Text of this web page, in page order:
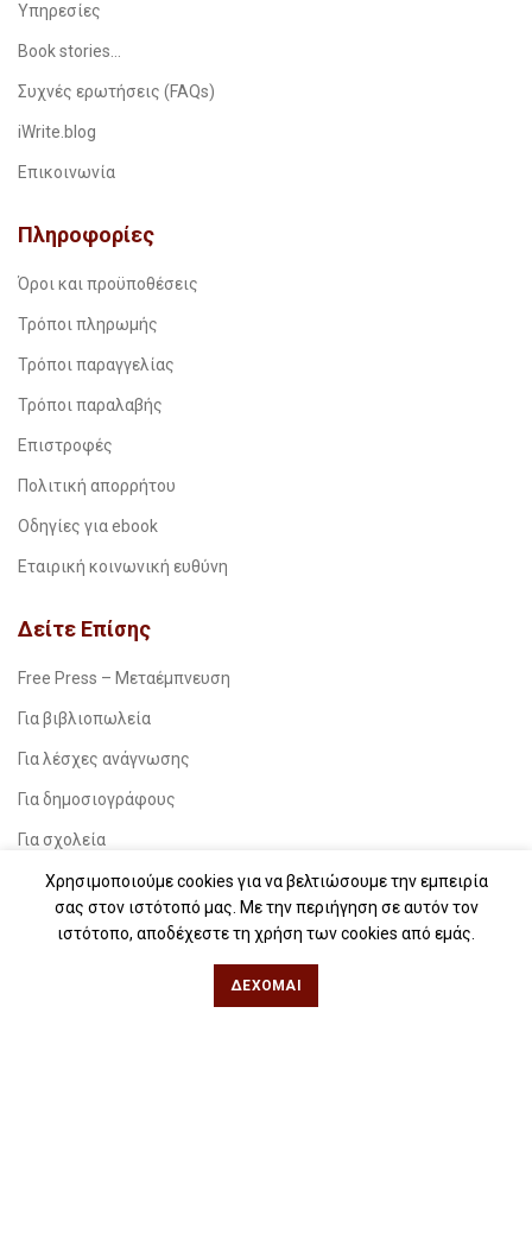
Υπηρεσίες
Book stories…
Συχνές ερωτήσεις (FAQs)
iWrite.blog
Επικοινωνία
Πληροφορίες
Όροι και προϋποθέσεις
Τρόποι πληρωμής
Τρόποι παραγγελίας
Τρόποι παραλαβής
Επιστροφές
Πολιτική απορρήτου
Οδηγίες για ebook
Εταιρική κοινωνική ευθύνη
Δείτε Επίσης
Free Press – Μεταέμπνευση
Για βιβλιοπωλεία
Για λέσχες ανάγνωσης
Για δημοσιογράφους
Για σχολεία
Για βιβλιοφιλικές ομάδες
Θεσσαλονίκη
Χρησιμοποιούμε cookies για να βελτιώσουμε την εμπειρία
σας στον ιστότοπό μας. Με την περιήγηση σε αυτόν τον
ιστότοπο, αποδέχεστε τη χρήση των cookies από εμάς.
ΔΈΧΟΜΑΙ